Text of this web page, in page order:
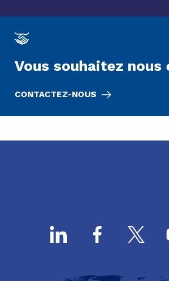
Vous souhaitez
CONTACTEZ-NOUS